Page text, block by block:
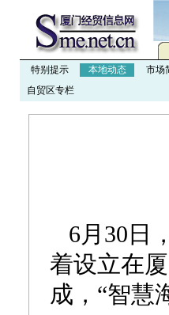
特别提示 本地动态 市场
自贸区专栏
6月30日
着设立在
成，“智慧